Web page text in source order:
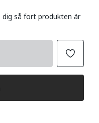
dig så fort produkten är